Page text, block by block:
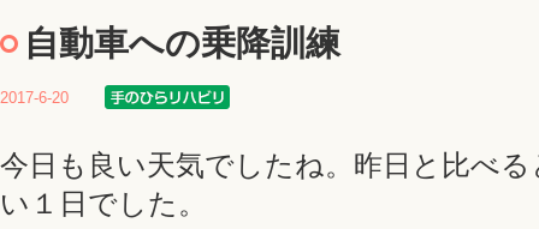
自動車への乗降訓練
2017-6-20
今日も良い天気でしたね。昨日と比べ
い１日でした。